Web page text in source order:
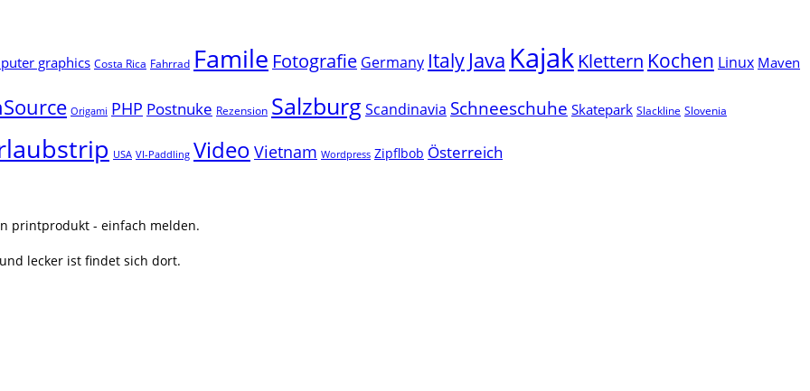
graphics Costa Rica Fahrrad Famile Fotografie Germany Italy Java Kajak Klettern Kochen Linux Maven
Origami PHP Postnuke Rezension SalzburgScandinavia Schneeschuhe Skatepark Slackline Slovenia
USA VI-Paddling Video Vietnam Wordpress Zipflbob Österreich
printprodukt - einfach melden.
lecker ist findet sich dort.